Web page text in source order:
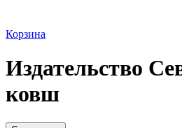
Корзина
Издательство
ковш